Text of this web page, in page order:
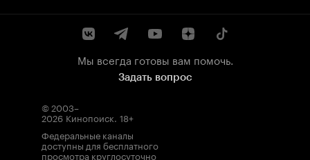
Мы всегда готовы вам помочь.
Задать вопрос
© 2003–
2026 Кинопоиск. 18+
Федеральные каналы
доступны для бесплатного
просмотра круглосуточно